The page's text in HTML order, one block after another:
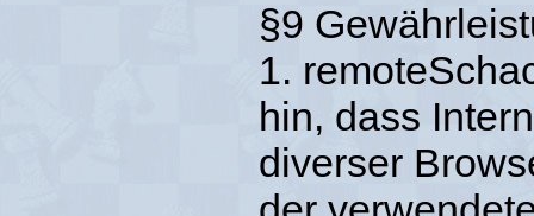
§9
1.
hin, dass
diverser